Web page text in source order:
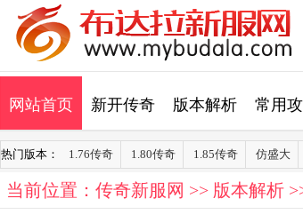
网站首页 新开传奇 版本解析 常用
热门版本： 1.76传奇 1.80传奇 1.85传奇 仿盛大
当前位置： 传奇新服网 >> 版本解析